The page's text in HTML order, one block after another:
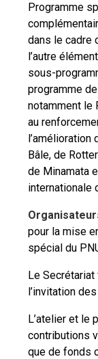
Programme
dans le cadre
l’autre
sous-
programme
notamment le
au
Bâle, de
de Minamata
internationale
pour la mise
spécial du
Le Secrétariat
l’invitation
L’atelier et le
contributions
que de fonds